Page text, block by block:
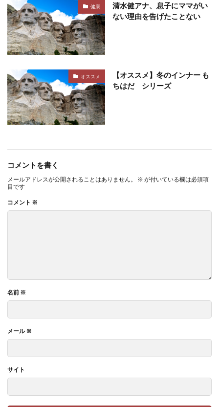
健康
清水健アナ、息子にママがい
ない理由を告げたことない
オススメ
【オススメ】冬のインナー も
ちはだ シリーズ
コメントを書く
メールアドレスが公開されることはありません。 ※ が付いている欄は必須項
目です
コメント ※
名前 ※
メール※
サイト